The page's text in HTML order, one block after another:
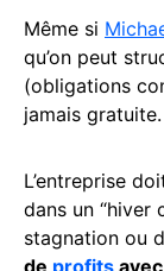
Même si
qu’on peut
(obligations
jamais gratuite.
L’entreprise
dans un “hiver
stagnation ou